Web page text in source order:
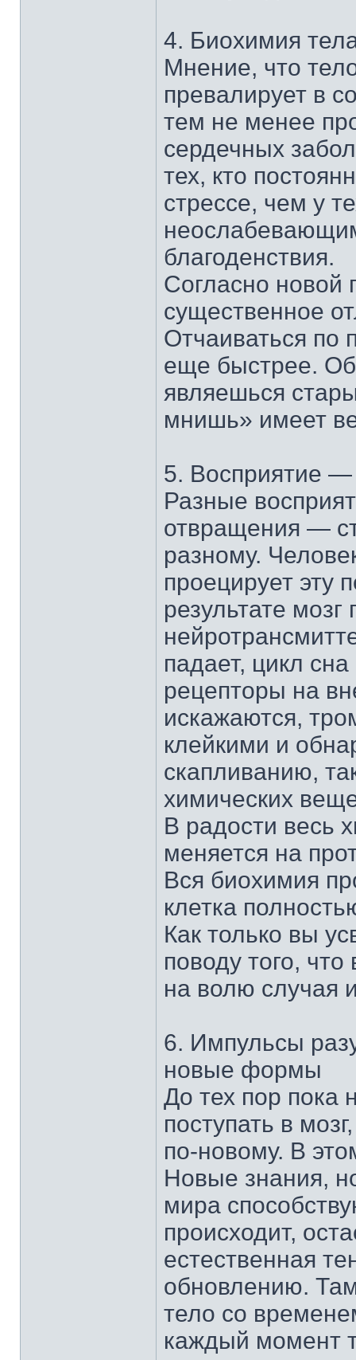
4. Биохимия
Мнение, что
превалирует в
тем не менее
сердечных
тех, кто
стрессе, чем у
благоденствия.
Согласно новой
существенное
Отчаиваться по
еще быстрее.
являешься
мнишь» имеет
5. Восприятие
Разные
отвращения —
разному.
проецирует эту
результате
падает, цикл
рецепторы на
искажаются,
клейкими и
скапливанию,
химических
В радости весь
меняется на
Вся биохимия
клетка
Как только вы
поводу того,
на волю случая
6. Импульсы
новые формы
До тех пор пока
поступать в
по-новому. В
Новые знания,
мира
происходит,
естественная
обновлению.
тело со
каждый момент